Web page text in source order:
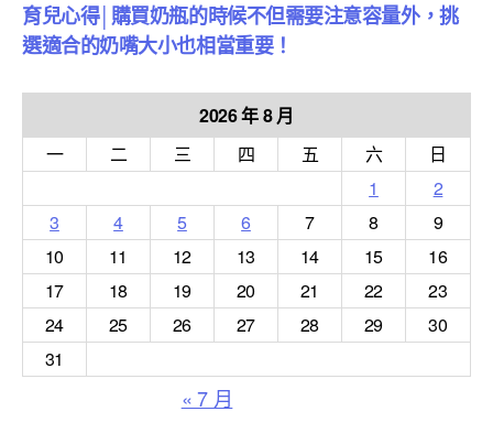
育兒心得│購買奶瓶的時候不但需要注意容量外，挑
選適合的奶嘴大小也相當重要！
2026 年 8 月
一
二 三 四 五 六
日
1
2
3
4 5 6 7 8
9
10
11 12 13 14 15
16
17
18 19 20 21 22
23
24
25 26 27 28 29
30
31
« 7 月